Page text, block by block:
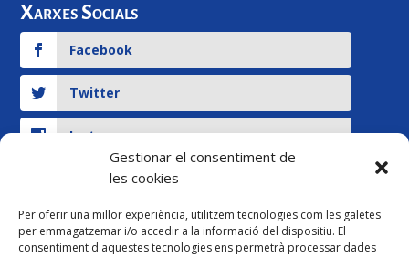
Gestionar el consentiment de
les cookies
Per oferir una millor experiència, utilitzem tecnologies com les galetes
per emmagatzemar i/o accedir a la informació del dispositiu. El
consentiment d'aquestes tecnologies ens permetrà processar dades
Xarxes Socials
Facebook
Twitter
Instagram
YouTube
Legal